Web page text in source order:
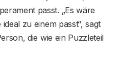
passt. „Es wäre
zu einem passt“, sagt
die wie ein Puzzleteil